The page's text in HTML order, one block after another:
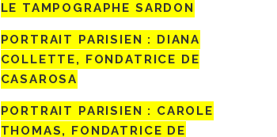
LE TAMPOGRAPHE SARDON
PORTRAIT PARISIEN : DIANA
COLLETTE, FONDATRICE DE
CASAROSA
PORTRAIT PARISIEN : CAROLE
THOMAS, FONDATRICE DE